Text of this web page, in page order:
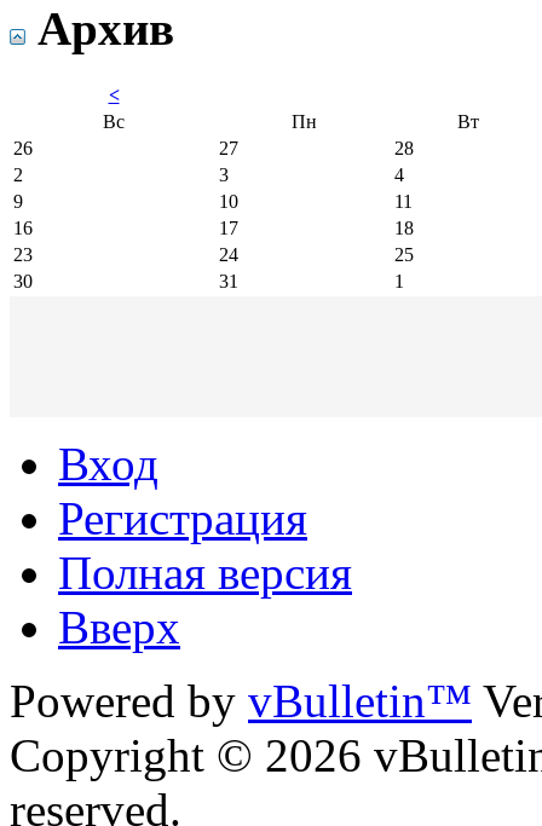
Архив
<
Вс
Пн
Вт
26
27
28
2
3
4
9
10
11
16
17
18
23
24
25
30
31 1
Вход
Регистрация
Полная версия
Вверх
Powered by vBulletin™
Copyright © 2026
reserved.